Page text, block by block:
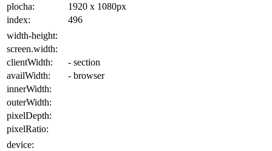
plocha: 1920 x 1080px
index:
496
width-height:
screen.width:
clientWidth:
- section
availWidth:
- browser
innerWidth:
outerWidth:
pixelDepth:
pixelRatio:
device: